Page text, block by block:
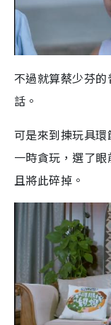
不過就算蔡少芬
話。
可是來到揀玩具
一時貪玩，選了
且將此碎掉。